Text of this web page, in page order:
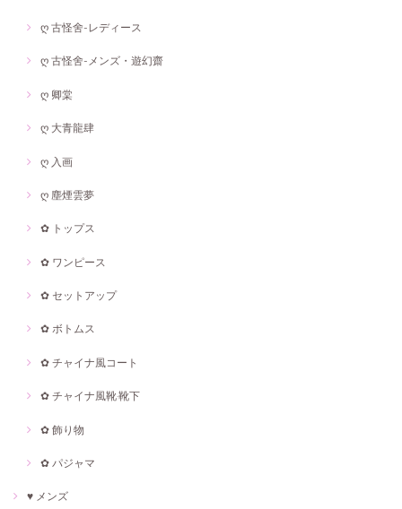
ღ 古怪舍-レディース
ღ 古怪舍-メンズ・遊幻齋
ღ 卿棠
ღ 大青龍肆
ღ 入画
ღ 塵煙雲夢
✿ トップス
✿ ワンピース
✿ セットアップ
✿ ボトムス
✿ チャイナ風コート
✿ チャイナ風靴·靴下
✿ 飾り物
✿ パジャマ
♥ メンズ